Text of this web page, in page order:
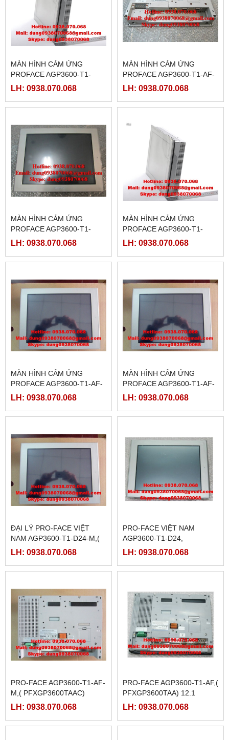
MÀN HÌNH CẢM ỨNG
PROFACE AGP3600-T1-
D24-FN1M,(
LH: 0938.070.068
MÀN HÌNH CẢM ỨNG
PROFACE AGP3600-T1-AF-
FN1M,( PFXGP3600TAAFN )
LH: 0938.070.068
MÀN HÌNH CẢM ỨNG
PROFACE AGP3600-T1-
D24-D81C,(
LH: 0938.070.068
MÀN HÌNH CẢM ỨNG
PROFACE AGP3600-T1-
D24-D81K,(
LH: 0938.070.068
MÀN HÌNH CẢM ỨNG
PROFACE AGP3600-T1-AF-
D81C,( PFXGP3600TAADC)
LH: 0938.070.068
MÀN HÌNH CẢM ỨNG
PROFACE AGP3600-T1-AF-
D81K,( PFXGP3600TAADK)
LH: 0938.070.068
ĐẠI LÝ PRO-FACE VIỆT
NAM AGP3600-T1-D24-M,(
PFXGP3600TADC)
LH: 0938.070.068
PRO-FACE VIỆT NAM
AGP3600-T1-D24,
(PFXGP3600TAD)
LH: 0938.070.068
PRO-FACE AGP3600-T1-AF-
M,( PFXGP3600TAAC)
LH: 0938.070.068
PRO-FACE AGP3600-T1-AF,(
PFXGP3600TAA) 12.1
LH: 0938.070.068